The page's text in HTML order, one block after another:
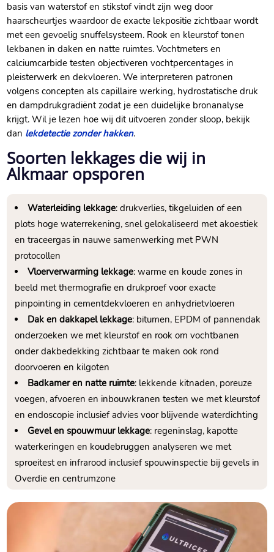
basis van waterstof en stikstof vindt zijn weg door
haarscheurtjes waardoor de exacte lekpositie zichtbaar wordt
met een gevoelig snuffelsysteem. Rook en kleurstof tonen
lekbanen in daken en natte ruimtes. Vochtmeters en
calciumcarbide testen objectiveren vochtpercentages in
pleisterwerk en dekvloeren. We interpreteren patronen
volgens concepten als capillaire werking, hydrostatische druk
en dampdrukgradiënt zodat je een duidelijke bronanalyse
krijgt. Wil je lezen hoe wij dit uitvoeren zonder sloop, bekijk
dan lekdetectie zonder hakken.
Soorten lekkages die wij in
Alkmaar opsporen
Waterleiding lekkage: drukverlies, tikgeluiden of een
plots hoge waterrekening, snel gelokaliseerd met akoestiek
en traceergas in nauwe samenwerking met PWN
protocollen
Vloerverwarming lekkage: warme en koude zones in
beeld met thermografie en drukproef voor exacte
pinpointing in cementdekvloeren en anhydrietvloeren
Dak en dakkapel lekkage: bitumen, EPDM of pannendak
onderzoeken we met kleurstof en rook om vochtbanen
onder dakbedekking zichtbaar te maken ook rond
doorvoeren en kilgoten
Badkamer en natte ruimte: lekkende kitnaden, poreuze
voegen, afvoeren en inbouwkranen testen we met kleurstof
en endoscopie inclusief advies voor blijvende waterdichting
Gevel en spouwmuur lekkage: regeninslag, kapotte
waterkeringen en koudebruggen analyseren we met
sproeitest en infrarood inclusief spouwinspectie bij gevels in
Overdie en centrumzone